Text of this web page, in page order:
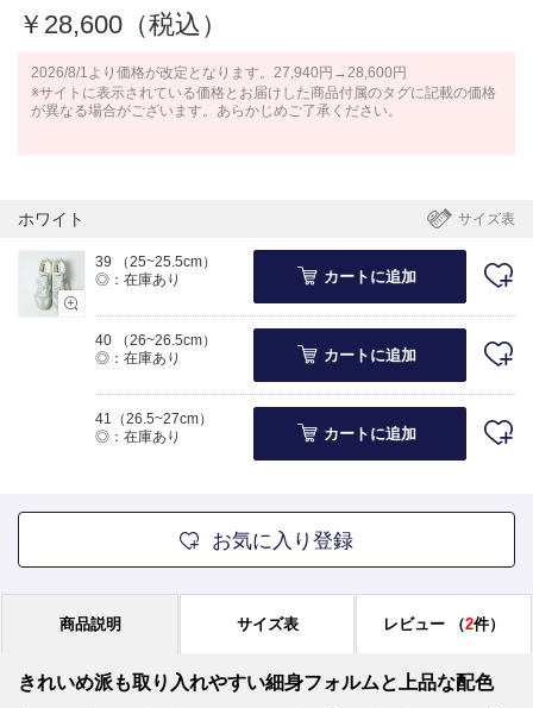
￥28,600（税込）
2026/8/1より価格が改定となります。27,940円→28,600円
※サイトに表示されている価格とお届けした商品付属のタグに記載の価格
が異なる場合がございます。あらかじめご了承ください。
サイズ表
ホワイト
39 （25~25.5cm）
◎：在庫あり
カートに追加
40 （26~26.5cm）
◎：在庫あり
カートに追加
41（26.5~27cm）
◎：在庫あり
カートに追加
お気に入り登録
商品説明 サイズ表 レビュー （2件）
きれいめ派も取り入れやすい細身フォルムと上品な配色